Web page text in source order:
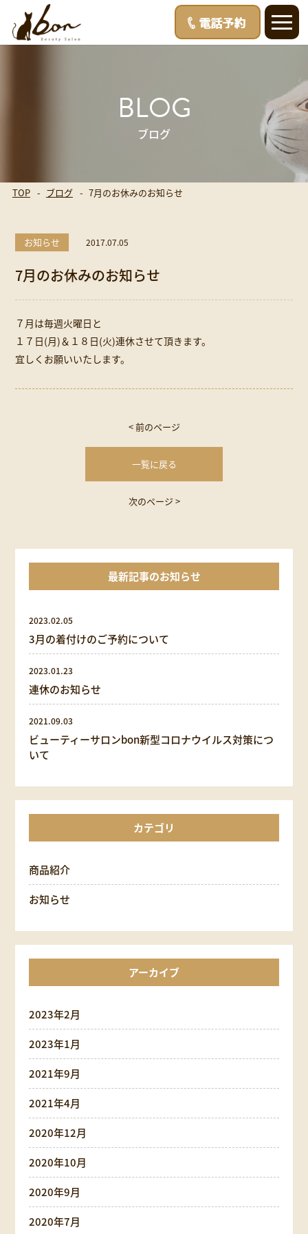
BLOG
ブログ
TOP ブログ 7月のお休みのお知らせ
お知らせ 2017.07.05
7月のお休みのお知らせ
７月は毎週火曜日と
１７日(月)＆１８日(火)連休させて頂きます。
宜しくお願いいたします。
< 前のページ
一覧に戻る
次のページ >
最新記事のお知らせ
2023.02.05
3月の着付けのご予約について
2023.01.23
連休のお知らせ
2021.09.03
ビューティーサロンbon新型コロナウイルス対策につ
いて
カテゴリ
商品紹介
お知らせ
アーカイブ
2023年2月
2023年1月
2021年9月
2021年4月
2020年12月
2020年10月
2020年9月
2020年7月